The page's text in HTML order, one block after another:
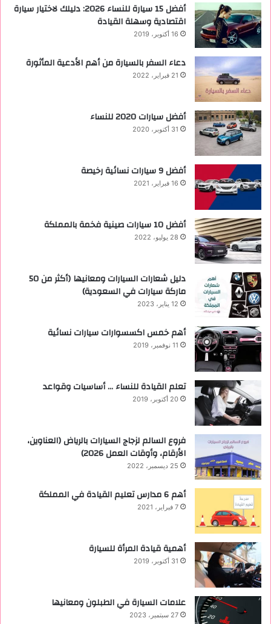
أفضل 15 سيارة للنساء 2026: دليلك لاختيار سيارة
اقتصادية وسهلة القيادة
16 أكتوبر، 2019
دعاء السفر بالسيارة من أهم الأدعية المأثورة
21 فبراير، 2022
أفضل سيارات 2020 للنساء
31 أكتوبر، 2020
‏أفضل 9 سيارات نسائية رخيصة
16 فبراير، 2021
أفضل 10 سيارات صينية فخمة بالمملكة
28 يوليو، 2022
دليل شعارات السيارات ومعانيها (أكثر من 50
ماركة سيارات في السعودية)
12 يناير، 2023
أهم خمس اكسسوارات سيارات نسائية
11 نوفمبر، 2019
تعلم القيادة للنساء … أساسيات وقواعد
20 أكتوبر، 2019
فروع السالم لزجاج السيارات بالرياض (العناوين،
الأرقام، وأوقات العمل 2026)
25 ديسمبر، 2022
أهم 6 مدارس تعليم القيادة في المملكة
7 فبراير، 2021
أهمية قيادة المرأة للسيارة
31 أكتوبر، 2019
علامات السيارة في الطبلون ومعانيها
27 سبتمبر، 2023